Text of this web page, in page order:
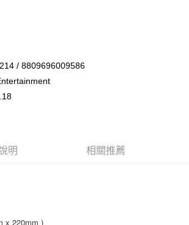
、不需綁卡、不需儲值。
/ 8809696009586
明 相關推薦
x 220mm )